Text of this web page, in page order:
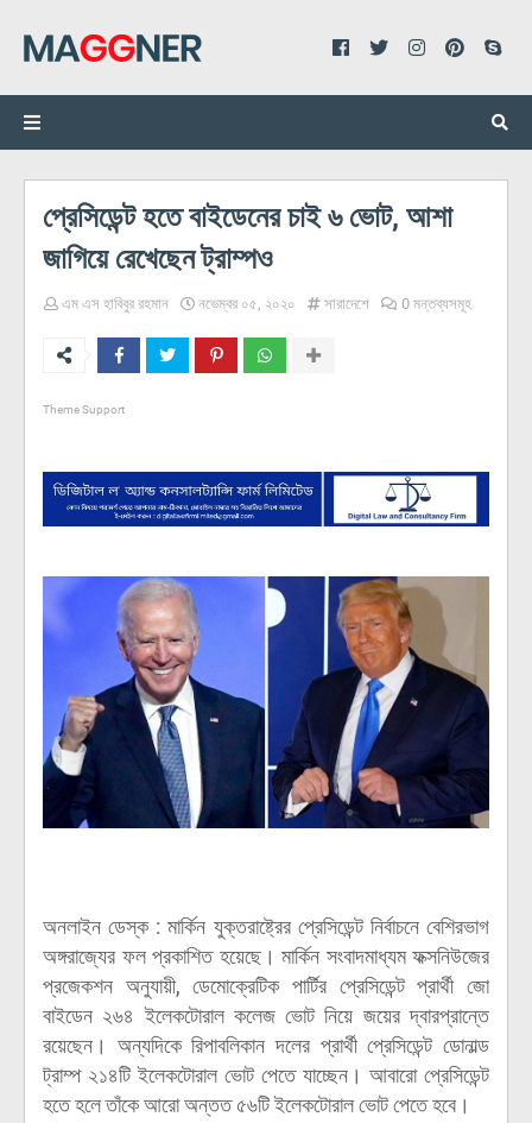
প্রেসিডেন্ট হতে বাইডেনের চাই ৬ ভোট, আশা
জাগিয়ে রেখেছেন ট্রাম্পও
এম এস হাবিবুর রহমান নভেম্বর ০৫, ২০২০ সারাদেশে 0 মন্তব্যসমূহ
Theme Support
অনলাইন ডেস্ক : মার্কিন যুক্তরাষ্ট্রের প্রেসিডেন্ট নির্বাচনে বেশিরভাগ
অঙ্গরাজ্যের ফল প্রকাশিত হয়েছে। মার্কিন সংবাদমাধ্যম ফক্সনিউজের
প্রজেকশন অনুযায়ী, ডেমোক্রেটিক পার্টির প্রেসিডেন্ট প্রার্থী জো
বাইডেন ২৬৪ ইলেকটোরাল কলেজ ভোট নিয়ে জয়ের দ্বারপ্রান্তে
রয়েছেন। অন্যদিকে রিপাবলিকান দলের প্রার্থী প্রেসিডেন্ট ডোনাল্ড
ট্রাম্প ২১৪টি ইলেকটোরাল ভোট পেতে যাচ্ছেন। আবারো প্রেসিডেন্ট
হতে হলে তাঁকে আরো অন্তত ৫৬টি ইলেকটোরাল ভোট পেতে হবে।